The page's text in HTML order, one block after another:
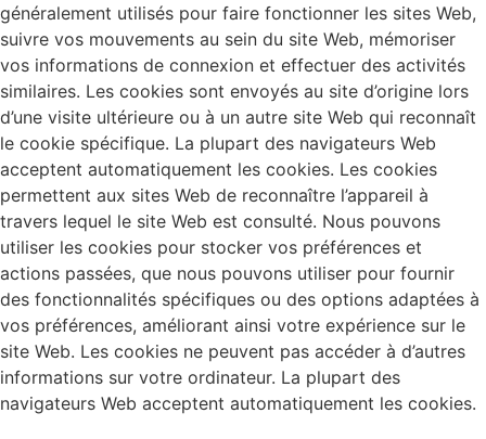
généralement utilisés pour faire fonctionner les sites Web,
suivre vos mouvements au sein du site Web, mémoriser
vos informations de connexion et effectuer des activités
similaires. Les cookies sont envoyés au site d’origine lors
d’une visite ultérieure ou à un autre site Web qui reconnaît
le cookie spécifique. La plupart des navigateurs Web
acceptent automatiquement les cookies. Les cookies
permettent aux sites Web de reconnaître l’appareil à
travers lequel le site Web est consulté. Nous pouvons
utiliser les cookies pour stocker vos préférences et
actions passées, que nous pouvons utiliser pour fournir
des fonctionnalités spécifiques ou des options adaptées à
vos préférences, améliorant ainsi votre expérience sur le
site Web. Les cookies ne peuvent pas accéder à d’autres
informations sur votre ordinateur. La plupart des
navigateurs Web acceptent automatiquement les cookies.